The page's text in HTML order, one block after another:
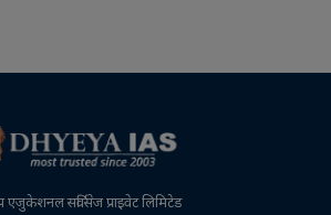
एजुकेशनल सर्विसेज प्राइवेट लिमिटेड